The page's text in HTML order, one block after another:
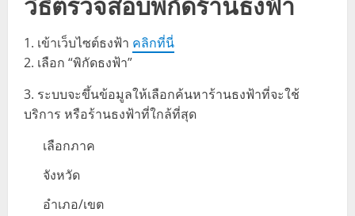
1. เข้าเว็บไซต์ธงฟ้า คลิกที่นี่
2. เลือก “พิกัดธงฟ้า”
3. ระบบจะขึ้นข้อมูลให้เลือกค้นหาร้านธงฟ้าที่จะใช้
บริการ หรือร้านธงฟ้าที่ใกล้ที่สุด
เลือกภาค
จังหวัด
อำเภอ/เขต